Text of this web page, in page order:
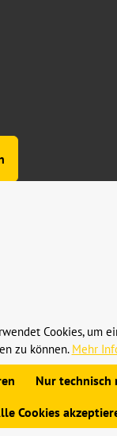
Landtechnik
|Datenschutz
Cookies, um
zu können. Mehr
Nur technisch
Cookies